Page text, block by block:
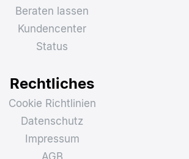
Beraten lassen
Kundencenter
Status
Rechtliches
Cookie Richtlinien
Datenschutz
Impressum
AGB